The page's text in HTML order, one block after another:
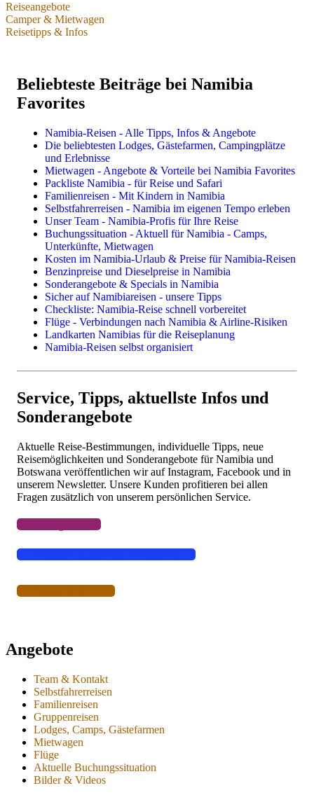
zusätzlich kostenfreien Service vom Namibia-Spezialisten:
echte Vollkasko-Angebote für Standard-4×4 und auch für
Camps, Lodges und Gästefarmen
individuelle Hilfestellung zu allen Fragen rund um Ihre Reise
Namibia-Reisen & einzelne Leistungen
Selbstfahrerreisen im Mietwagen oder Camper
Privat geführte Reisen
Kleingruppen- & Gruppenreisen
Kleingruppenreisen im Safaribus
Geführte Selbstfahrerreisen
Flugsafaris
Reisethemen
Familienreisen
Camping in Namibia
Fotoreisen & Fotosafari
Einzelne Leistungen
Camper & Mietwagen
Lodges, Camps, Gästefarmen, Hotels
Reiseangebote
Camper & Mietwagen Übersicht
Dachzelt-Camper
Bushcamper & Wohnmobile
Camper & Mietwagen
Buchungssituation 2025 & 2026
Packliste für Safari & Reise
Highlights, Sehenswürdigkeiten, Reiseregionen
Preise & Kosten in Namibia
Landkarten & Reiseführer
Impfungen, Malariaprophylaxe, Sicherheit
Reiserouten
Flüge
Mietwagen
Lodges, Gästefarmen, Hotels
Camping & Campingplätze
Reisetipps & Infos
Beliebteste Beiträge bei Namibia
Favorites
Namibia-Reisen - Alle Tipps, Infos & Angebote
Die beliebtesten Lodges, Gästefarmen, Campingplätze
und Erlebnisse
Mietwagen - Angebote & Vorteile bei Namibia Favorites
Packliste Namibia - für Reise und Safari
Familienreisen - Mit Kindern in Namibia
Selbstfahrerreisen - Namibia im eigenen Tempo erleben
Unser Team - Namibia-Profis für Ihre Reise
Buchungssituation - Aktuell für Namibia - Camps,
Unterkünfte, Mietwagen
Kosten im Namibia-Urlaub & Preise für Namibia-Reisen
Benzinpreise und Dieselpreise in Namibia
Sonderangebote & Specials in Namibia
Sicher auf Namibiareisen - unsere Tipps
Checkliste: Namibia-Reise schnell vorbereitet
Flüge - Verbindungen nach Namibia & Airline-Risiken
Landkarten Namibias für die Reiseplanung
Namibia-Reisen selbst organisiert
Service, Tipps, aktuellste Infos und
Sonderangebote
Aktuelle Reise-Bestimmungen, individuelle Tipps, neue
Reisemöglichkeiten und Sonderangebote für Namibia und
Botswana veröffentlichen wir auf Instagram, Facebook und in
unserem Newsletter. Unsere Kunden profitieren bei allen
Fragen zusätzlich von unserem persönlichen Service.
Newsletter
Angebote
Team & Kontakt
Selbstfahrerreisen
Familienreisen
Gruppenreisen
Lodges, Camps, Gästefarmen
Mietwagen
Flüge
Aktuelle Buchungssituation
Bilder & Videos